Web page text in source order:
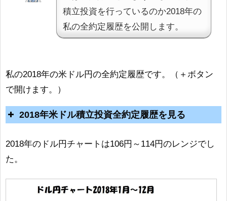
積立投資を行っているのか2018年の
私の全約定履歴を公開します。
私の2018年の米ドル円の全約定履歴です。（＋ボタン
で開けます。）
2018年米ドル積立投資全約定履歴を見る
2018年のドル円チャートは106円～114円のレンジでし
た。